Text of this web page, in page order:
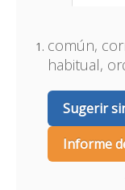
común,
habitual,
Sugerir
Informe